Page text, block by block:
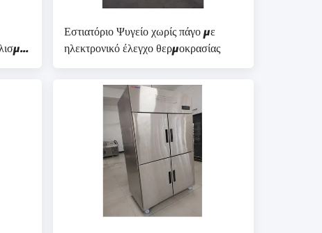
Εστιατόριο Ψυγείο χωρίς πάγο με
ηλεκτρονικό έλεγχο θερμοκρασίας